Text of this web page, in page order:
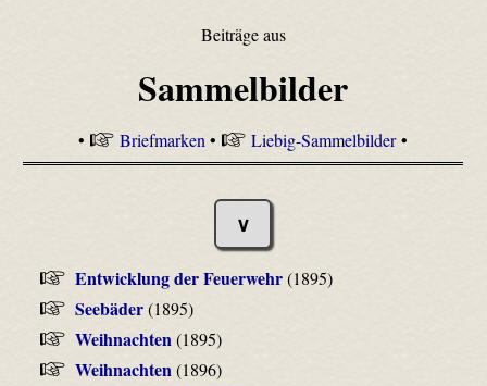
Beiträge aus
Sammelbilder
• Briefmarken • Liebig-Sammelbilder•
∨
Entwicklung der Feuerwehr(1895)
Seebäder(1895)
Weihnachten(1895)
Weihnachten(1896)